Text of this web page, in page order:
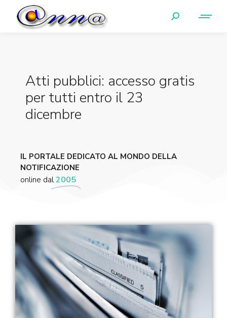
Atti pubblici: accesso gratis
per tutti entro il 23
dicembre
IL PORTALE DEDICATO AL MONDO DELLA
NOTIFICAZIONE
online dal2005